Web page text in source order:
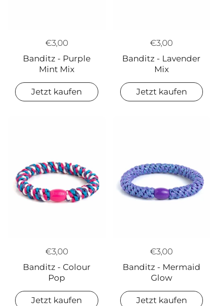
€3,00
Banditz - Purple
Mint Mix
Jetzt kaufen
€3,00
Banditz - Lavender
Mix
Jetzt kaufen
€3,00
Banditz - Colour
Pop
Jetzt kaufen
€3,00
Banditz - Mermaid
Glow
Jetzt kaufen